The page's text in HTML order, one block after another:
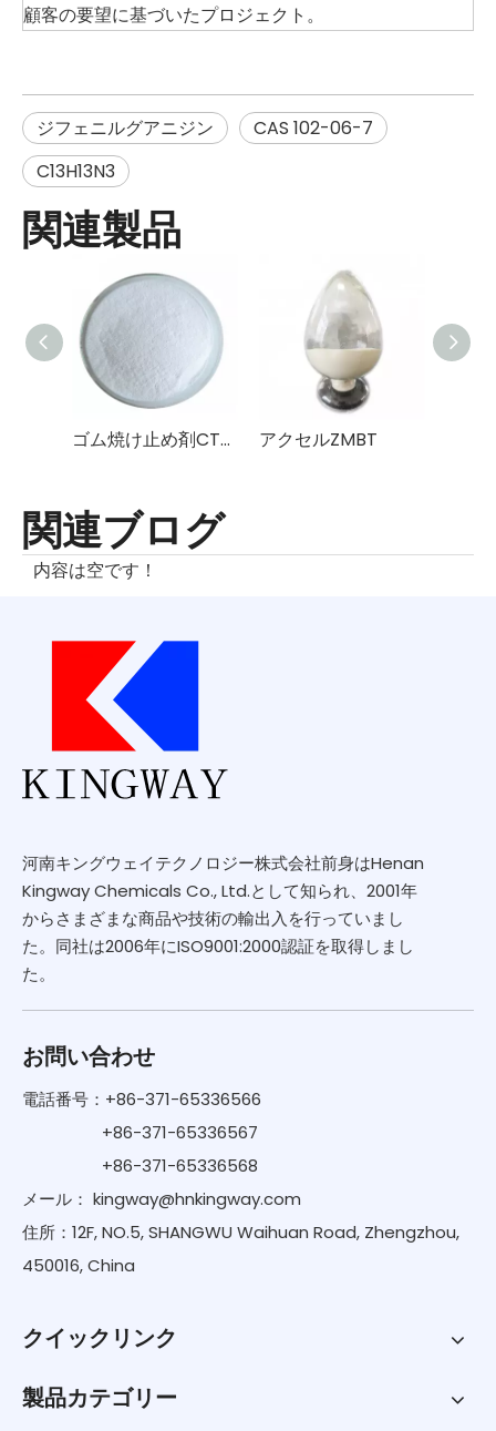
顧客の要望に基づいたプロジェクト。
ジフェニルグアニジン
CAS 102-06-7
C13H13N3
関連製品
ゴム焼け止め剤CTP(PVI) アクセルZMBT
関連ブログ
内容は空です！
河南キングウェイテクノロジー株式会社前身はHenan
Kingway Chemicals Co., Ltd.として知られ、2001年
からさまざまな商品や技術の輸出入を行っていまし
た。同社は2006年にISO9001:2000認証を取得しまし
た。
お問い合わせ
電話番号：+86-371-65336566
+86-371-65336567
+86-371-65336568
メール： kingway@hnkingway.com
住所：12F, NO.5, SHANGWU Waihuan Road, Zhengzhou,
450016, China
クイックリンク
製品カテゴリー